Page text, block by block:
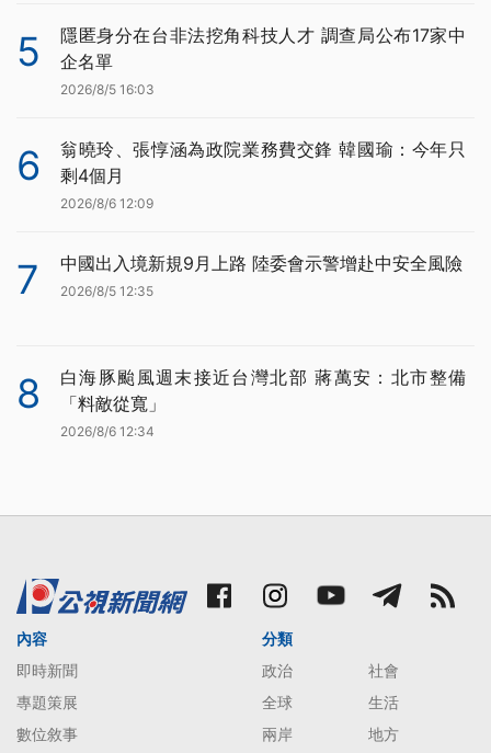
5
隱匿身分在台非法挖角科技人才 調查局公布17家中
企名單
2026/8/5 16:03
6
翁曉玲、張惇涵為政院業務費交鋒 韓國瑜：今年只
剩4個月
2026/8/6 12:09
7 中國出入境新規9月上路 陸委會示警增赴中安全風險
2026/8/5 12:35
8
白海豚颱風週末接近台灣北部 蔣萬安：北市整備
「料敵從寬」
2026/8/6 12:34
內容
即時新聞
專題策展
數位敘事
分類
政治
社會
全球
生活
兩岸
地方